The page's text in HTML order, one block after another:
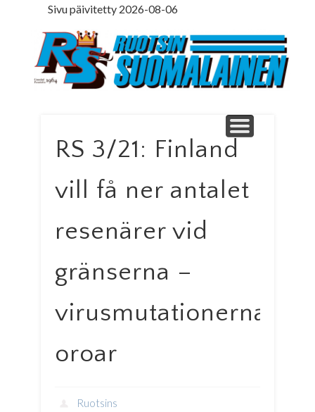
Sivu päivitetty 2026-08-06
ETUSIVU
PÄÄKIRJOITUS
MINNE MENNÄ
ILMOITUSOSASTO
LEHTITILAUS
NETTILEHTI
LEDARE PÅ SVENSKA
YHTEYSTIEDOT
RS 3/21: Finland
vill få ner antalet
resenärer vid
gränserna –
virusmutationerna
oroar
Ruotsins